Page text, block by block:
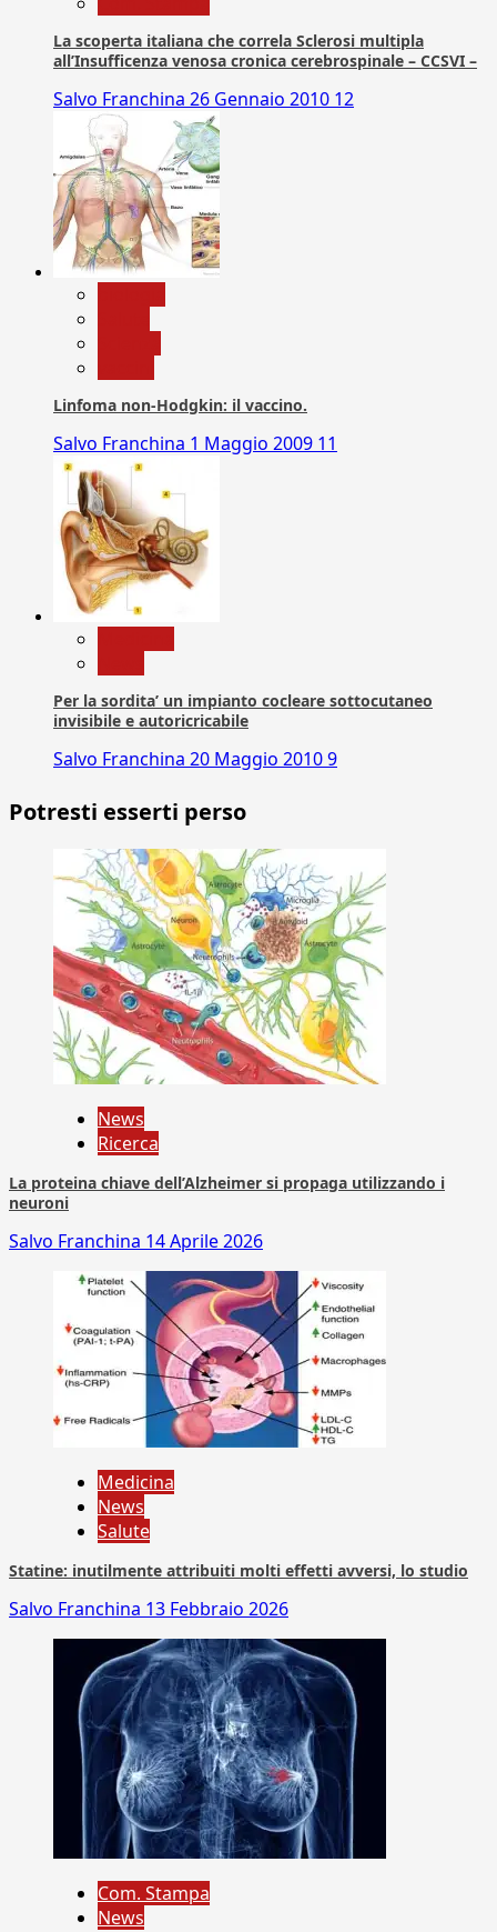
La scoperta italiana che correla Sclerosi multipla
all’Insufficenza venosa cronica cerebrospinale – CCSVI –
Salvo Franchina 26 Gennaio 2010 12
Linfoma non-Hodgkin: il vaccino.
Salvo Franchina 1 Maggio 2009 11
Per la sordita’ un impianto cocleare sottocutaneo
invisibile e autoricricabile
Salvo Franchina 20 Maggio 20109
Potresti esserti perso
News
Ricerca
La proteina chiave dell’Alzheimer si propaga utilizzando i
neuroni
Salvo Franchina 14 Aprile 2026
Medicina
News
Salute
Statine: inutilmente attribuiti molti effetti avversi, lo studio
Salvo Franchina 13 Febbraio 2026
Com. Stampa
News